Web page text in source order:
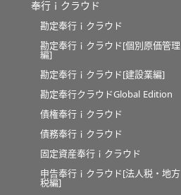
奉行ｉクラウド
勘定奉行ｉクラウド
勘定奉行ｉクラウド[個別原価管理
編]
勘定奉行ｉクラウド[建設業編]
勘定奉行クラウドGlobal Edition
債権奉行ｉクラウド
債務奉行ｉクラウド
固定資産奉行ｉクラウド
申告奉行ｉクラウド[法人税・地方
税編]